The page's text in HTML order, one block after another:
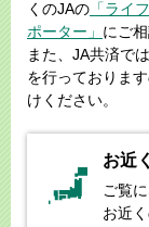
くのJAの 「ライ
ポーター」 にご
また、JA共済で
を行っておりま
けください。
お近
ご覧
お近